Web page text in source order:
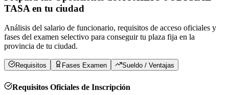
TASA en tu ciudad
Análisis del salario de funcionario, requisitos de acceso oficiales y
fases del examen selectivo para conseguir tu plaza fija en la
provincia de tu ciudad.
Requisitos Fases Examen Sueldo / Ventajas
Requisitos Oficiales de Inscripción